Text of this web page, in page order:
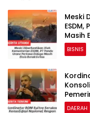
Meski
Masih
BISNIS
DAERAH